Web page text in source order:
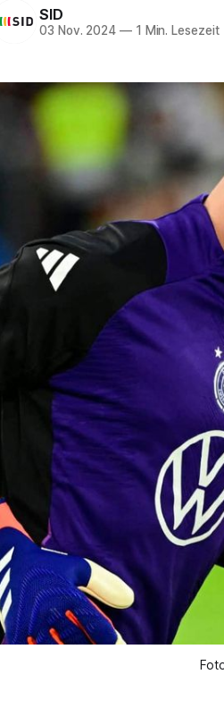
SID
03 Nov. 2024 —1 Min. Lesezeit